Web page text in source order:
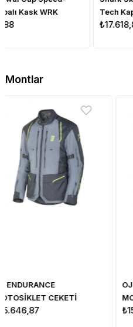
Tech Kapalı Kask KRA
₺17.618,88
Montlar
OJ ENDURANCE
MOTOSİKLET CEKETİ
GRİ/SARI/SİYAH M
₺15.646,87